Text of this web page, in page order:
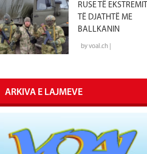
RUSE TË EKSTREMIT
TË DJATHTË ME
BALLKANIN
by voal.ch |
ARKIVA E LAJMEVE